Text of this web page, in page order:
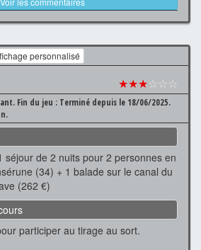
personnalisé
★★★☆☆☆
Fin du jeu : Terminé depuis le 18/06/2025.
séjour de 2 nuits pour 2 personnes en
(34) + 1 balade sur le canal du
(262 €)
participer au tirage au sort.